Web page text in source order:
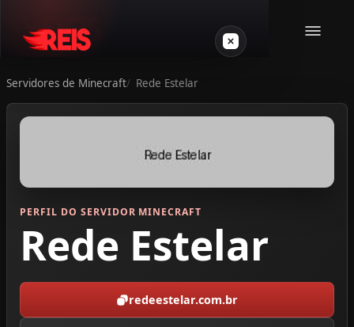
Minecraft
Login
Servidores de Minecraft Rede Estelar
PERFIL DO SERVIDOR MINECRAFT
Rede Estelar
redeestelar.com.br